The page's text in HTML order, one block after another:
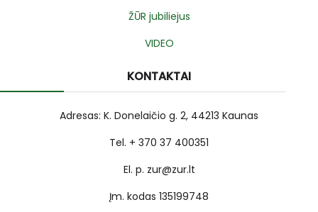
ŽŪR jubiliejus
VIDEO
KONTAKTAI
Adresas: K. Donelaičio g. 2, 44213 Kaunas
Tel. + 370 37 400351
El. p. zur@zur.lt
Įm. kodas 135199748